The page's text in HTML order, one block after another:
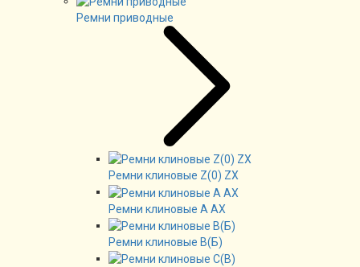
Ремни приводные
Ремни клиновые Z(0) ZX
Ремни клиновые А AX
Ремни клиновые В(Б)